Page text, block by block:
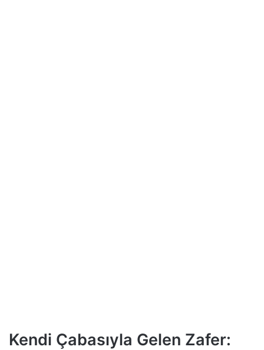
Kendi Çabasıyla Gelen Zafer: